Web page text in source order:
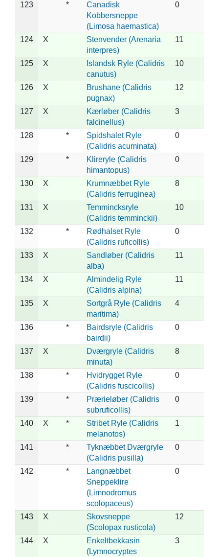
123 *
Canadisk
Kobbersneppe
(Limosa haemastica)
0
124 X
Stenvender (Arenaria
interpres)
11
125 X
Islandsk Ryle (Calidris
canutus)
10
126 X
Brushane (Calidris
pugnax)
12
127 X
Kærløber (Calidris
falcinellus)
3
128 *
Spidshalet Ryle
(Calidris acuminata)
0
129 *
Klireryle (Calidris
himantopus)
0
130 X
Krumnæbbet Ryle
(Calidris ferruginea)
8
131 X
Temmincksryle
(Calidris temminckii)
10
132 *
Rødhalset Ryle
(Calidris ruficollis)
0
133 X
Sandløber (Calidris
alba)
11
134 X
Almindelig Ryle
(Calidris alpina)
11
135 X
Sortgrå Ryle (Calidris
maritima)
4
136 *
Bairdsryle (Calidris
bairdii)
0
137 X
Dværgryle (Calidris
minuta)
8
138 *
Hvidrygget Ryle
(Calidris fuscicollis)
0
139 *
Prærieløber (Calidris
subruficollis)
0
140 X *
Stribet Ryle (Calidris
melanotos)
1
141 *
Tyknæbbet Dværgryle
(Calidris pusilla)
0
142 *
Langnæbbet
Sneppeklire
(Limnodromus
scolopaceus)
0
143 X
Skovsneppe
(Scolopax rusticola)
12
144 X
Enkeltbekkasin
(Lymnocryptes
3